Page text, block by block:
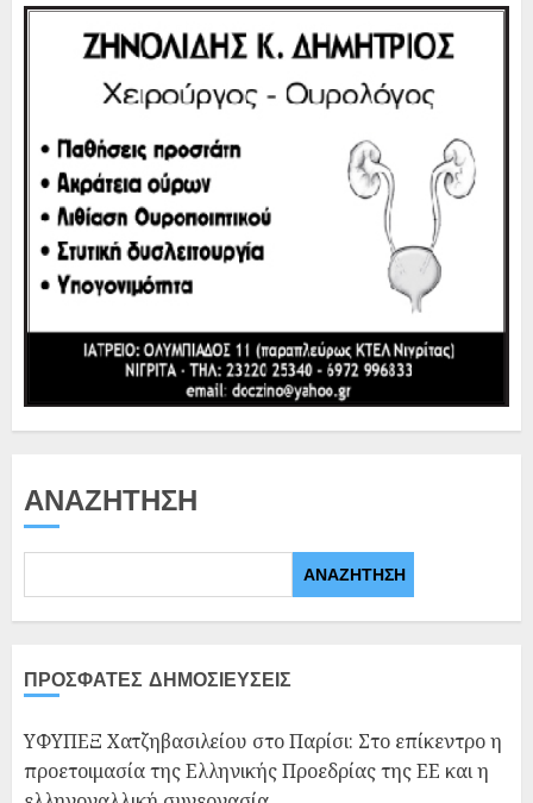
ΑΝΑΖΉΤΗΣΗ
ΑΝΑΖΉΤΗΣΗ
ΠΡΌΣΦΑΤΕΣ ΔΗΜΟΣΙΕΎΣΕΙΣ
ΥΦΥΠΕΞ Χατζηβασιλείου στο Παρίσι: Στο επίκεντρο η
προετοιμασία της Ελληνικής Προεδρίας της ΕΕ και η